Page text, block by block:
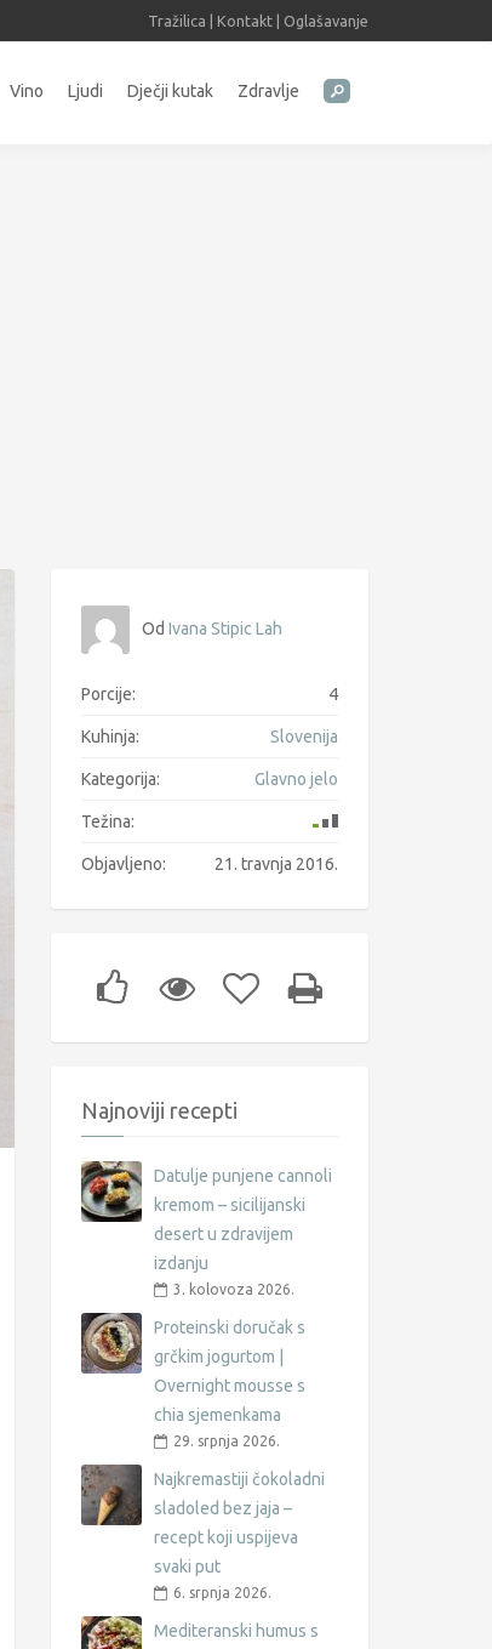
Tražilica Kontakt Oglašavanje
Vino Ljudi Dječji kutak Zdravlje
Od Ivana Stipic Lah
Porcije: 4
Kuhinja: Slovenija
Kategorija: Glavno jelo
Težina:
Objavljeno: 21. travnja 2016.
Najnoviji recepti
Datulje punjene cannoli
kremom – sicilijanski
desert u zdravijem
izdanju
3. kolovoza 2026.
Proteinski doručak s
grčkim jogurtom |
Overnight mousse s
chia sjemenkama
29. srpnja 2026.
Najkremastiji čokoladni
sladoled bez jaja –
recept koji uspijeva
svaki put
6. srpnja 2026.
Mediteranski humus s